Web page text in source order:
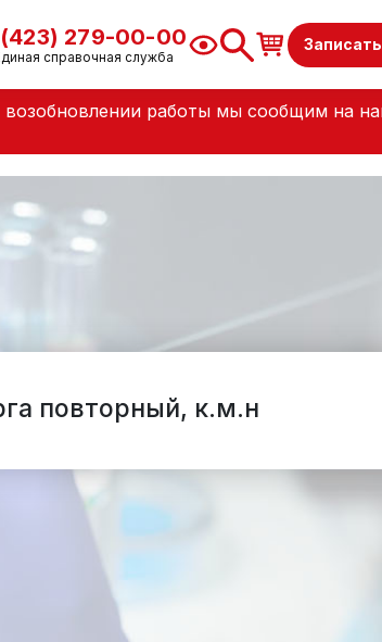
работы мы сообщим на
279-00-00
справочная служба
повторный, к.м.н